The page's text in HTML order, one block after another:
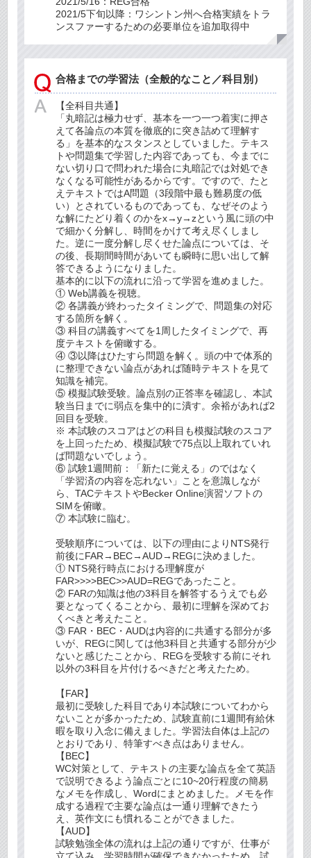
2021/5下旬以降：ワシントン州へ合格実績をトラ
ンスファーするための必要単位を追加取得中
合格までの学習法（全般的なこと／科目別）
【全科目共通】
「丸暗記は極力せず、基本を一つ一つ着実に押さ
えて各論点の本質を徹底的に突き詰めて理解す
る」を基本的なスタンスとしていました。テキス
トや問題集で学習した内容であっても、今までに
ない切り口で問われた場合に丸暗記では対処でき
なくなる可能性があるからです。ですので、たと
えテキストではA問題（3段階中最も難易度の低
い）とされているものであっても、なぜそのよう
な解にたどり着くのかをx→y→zという風に頭の中
で細かく分解し、時間をかけて考え尽くしまし
た。逆に一度分解し尽くせた論点については、そ
の後、長期間時間があいても瞬時に思い出して解
答できるようになりました。
基本的に以下の流れに沿って学習を進めました。
① Web講義を視聴。
② 各講義が終わったタイミングで、問題集の対応
する箇所を解く。
③ 科目の講義すべてを1周したタイミングで、再
度テキストを俯瞰する。
④ ③以降はひたすら問題を解く。頭の中で体系的
に整理できない論点があれば随時テキストを見て
知識を補完。
⑤ 模擬試験受験。論点別の正答率を確認し、本試
験当日までに弱点を集中的に潰す。余裕があれば2
回目を受験。
※ 本試験のスコアはどの科目も模擬試験のスコア
を上回ったため、模擬試験で75点以上取れていれ
ば問題ないでしょう。
⑥ 試験1週間前：「新たに覚える」のではなく
「学習済の内容を忘れない」ことを意識しなが
ら、TACテキストやBecker Online演習ソフトの
SIMを俯瞰。
⑦ 本試験に臨む。
受験順序については、以下の理由によりNTS発行
前後にFAR→BEC→AUD→REGに決めました。
① NTS発行時点における理解度が
FAR>>>>BEC>>AUD=REGであったこと。
② FARの知識は他の3科目を解答するうえでも必
要となってくることから、最初に理解を深めてお
くべきと考えたこと。
③ FAR・BEC・AUDは内容的に共通する部分が多
いが、REGに関しては他3科目と共通する部分が少
ないと感じたことから、REGを受験する前にそれ
以外の3科目を片付けるべきだと考えたため。
【FAR】
最初に受験した科目であり本試験についてわから
ないことが多かったため、試験直前に1週間有給休
暇を取り入念に備えました。学習法自体は上記の
とおりであり、特筆すべき点はありません。
【BEC】
WC対策として、テキストの主要な論点を全て英語
で説明できるよう論点ごとに10~20行程度の簡易
なメモを作成し、Wordにまとめました。メモを作
成する過程で主要な論点は一通り理解できたう
え、英作文にも慣れることができました。
【AUD】
試験勉強全体の流れは上記の通りですが、仕事が
立て込み、学習時間が確保できなかったため、試